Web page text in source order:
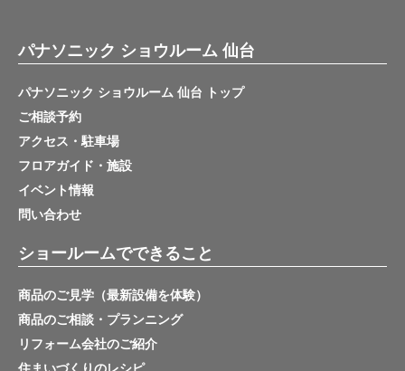
パナソニック ショウルーム 仙台
パナソニック ショウルーム 仙台 トップ
ご相談予約
アクセス・駐車場
フロアガイド・施設
イベント情報
問い合わせ
ショールームでできること
商品のご見学（最新設備を体験）
商品のご相談・プランニング
リフォーム会社のご紹介